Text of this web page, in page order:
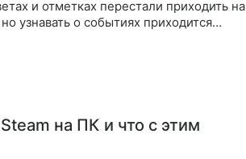
и отметках перестали приходить на
узнавать о событиях приходится
на ПК и что с этим